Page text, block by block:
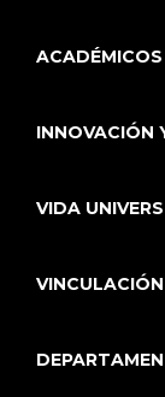
INNOVACIÓN
VIDA